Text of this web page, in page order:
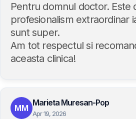
Pentru domnul doctor. Este
profesionalism extraordinar
sunt super.
Am tot respectul si
aceasta clinica!
MM
Marieta Muresan-Pop
Apr 19, 2026